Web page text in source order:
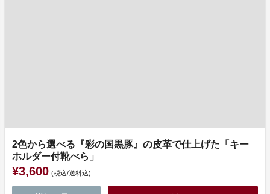
2色から選べる『彩の国黒豚』の皮革で仕上げた「キー
ホルダー付靴べら」
¥3,600 (税込/送料込)